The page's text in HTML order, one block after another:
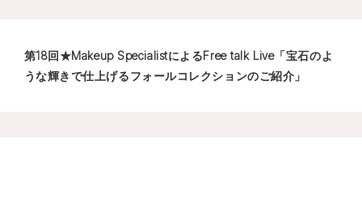
第18回★Makeup SpecialistによるFree talk Live「宝石のよ
うな輝きで仕上げるフォールコレクションのご紹介」